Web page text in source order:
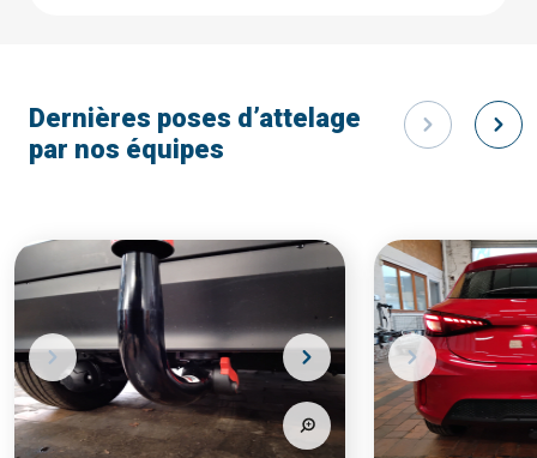
Dernières poses d’attelage
par nos équipes